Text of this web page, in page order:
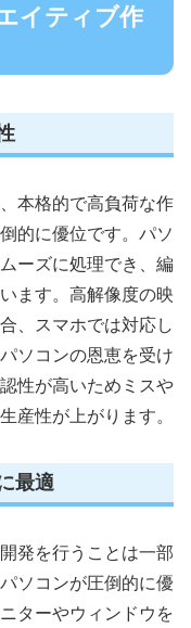
イティブ作
本格的で高負荷な作
的に優位です。パソ
ーズに処理でき、編
ます。高解像度の映
、スマホでは対応し
ソコンの恩恵を受け
性が高いためミスや
産性が上がります。
最適
発を行うことは一部
ソコンが圧倒的に優
ターやウィンドウを